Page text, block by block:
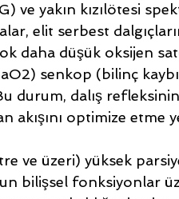
ve yakın kızılötesi
elit serbest
daha düşük oksijen
senkop (bilinç
durum, dalış
akışını optimize etme
ve üzeri) yüksek
bilişsel fonksiyonlar